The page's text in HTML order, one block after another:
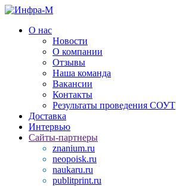
О нас
Новости
О компании
Отзывы
Наша команда
Вакансии
Контакты
Результаты проведения СОУТ
Доставка
Интервью
Сайты-партнеры
znanium.ru
neopoisk.ru
naukaru.ru
publitprint.ru